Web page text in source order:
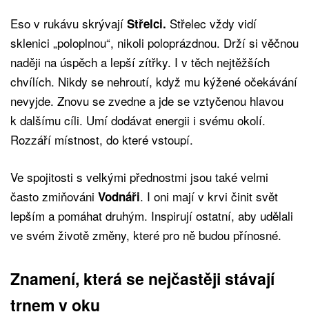
Eso v rukávu skrývají Střelci. Střelec vždy vidí
sklenici „poloplnou“, nikoli poloprázdnou. Drží si věčnou
naději na úspěch a lepší zítřky. I v těch nejtěžších
chvílích. Nikdy se nehroutí, když mu kýžené očekávání
nevyjde. Znovu se zvedne a jde se vztyčenou hlavou
k dalšímu cíli. Umí dodávat energii i svému okolí.
Rozzáří místnost, do které vstoupí.
Ve spojitosti s velkými přednostmi jsou také velmi
často zmiňováni Vodnáři. I oni mají v krvi činit svět
lepším a pomáhat druhým. Inspirují ostatní, aby udělali
ve svém životě změny, které pro ně budou přínosné.
Znamení, která se nejčastěji stávají
trnem v oku